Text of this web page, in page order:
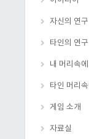
자신의 연구
타인의 연구
내 머리속에
타인 머리속
게임 소개
자료실